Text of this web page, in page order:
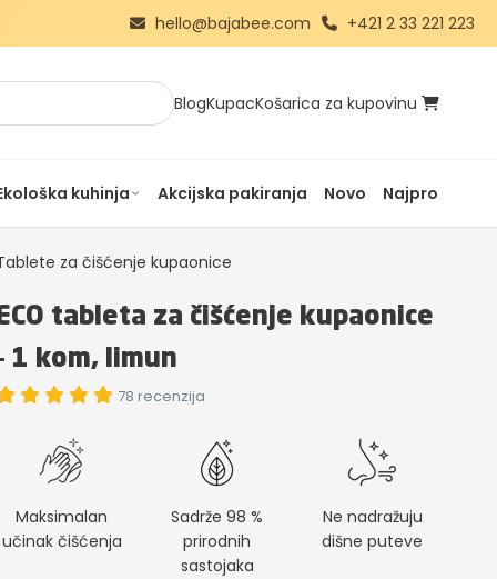
hello@bajabee.com +421 2 33 221 223
BlogKupacKošarica za kupovinu
kuhinja Akcijska pakiranja Novo
za čišćenje kupaonice
tableta za čišćenje kupaonice
1 kom, limun
78 recenzija
Maksimalan
učinak čišćenja
Sadrže 98 %
prirodnih
sastojaka
Ne nadražuju
dišne puteve